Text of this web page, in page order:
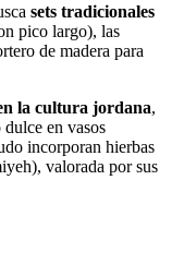
sets tradicionales
pico largo), las
de madera para
la cultura jordana,
en vasos
incorporan hierbas
valorada por sus